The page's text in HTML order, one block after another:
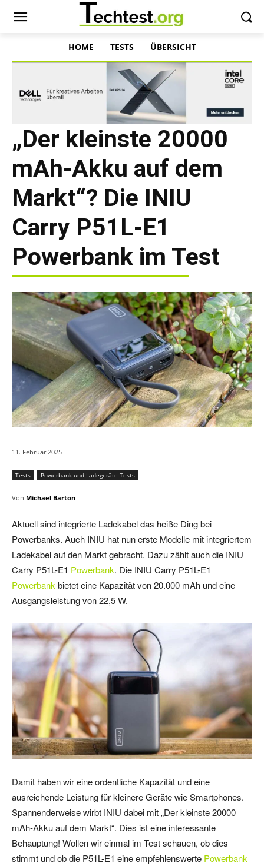
HOME TESTS ÜBERSICHT
„Der kleinste 20000
mAh-Akku auf dem
Markt“? Die INIU
Carry P51L-E1
Powerbank im Test
11. Februar 2025
Tests Powerbank und Ladegeräte Tests
Von Michael Barton
Aktuell sind integrierte Ladekabel das heiße Ding bei
Powerbanks. Auch INIU hat nun erste Modelle mit integriertem
Ladekabel auf den Markt gebracht. Dazu zählt auch die INIU
Carry P51L-E1 Powerbank. Die INIU Carry P51L-E1
Powerbank bietet eine Kapazität von 20.000 mAh und eine
Ausgangsleistung von 22,5 W.
Damit haben wir eine ordentliche Kapazität und eine
ausreichende Leistung für kleinere Geräte wie Smartphones.
Spannenderweise wirbt INIU dabei mit „Der kleinste 20000
mAh-Akku auf dem Markt“. Dies ist eine interessante
Behauptung! Wollen wir einmal im Test schauen, ob dies
stimmt und ob die P51L-E1 eine empfehlenswerte Powerbank